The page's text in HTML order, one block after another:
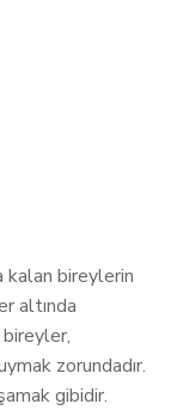
kalan bireylerin
altında
bireyler,
zorundadır.
gibidir.